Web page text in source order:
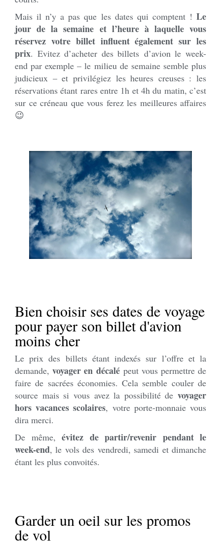
Mais il n’y a pas que les dates qui comptent ! Le
jour de la semaine et l’heure à laquelle vous
réservez votre billet influent également sur les
prix. Evitez d’acheter des billets d’avion le week-
end par exemple – le milieu de semaine semble plus
judicieux – et privilégiez les heures creuses : les
réservations étant rares entre 1h et 4h du matin, c’est
sur ce créneau que vous ferez les meilleures affaires
😉
Bien choisir ses dates de voyage
pour payer son billet d'avion
moins cher
Le prix des billets étant indexés sur l’offre et la
demande,voyager en décalé peut vous permettre de
faire de sacrées économies. Cela semble couler de
source mais si vous avez la possibilité de voyager
hors vacances scolaires, votre porte-monnaie vous
dira merci.
De même, évitez de partir/revenir pendant le
week-end, le vols des vendredi, samedi et dimanche
étant les plus convoités.
Garder un oeil sur les promos
de vol